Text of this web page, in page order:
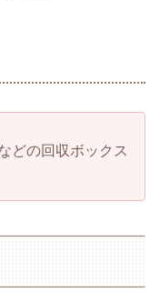
どの回収ボックス